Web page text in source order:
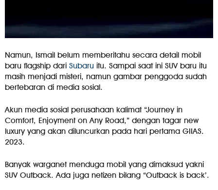
Namun, Ismail belum memberitahu secara detail mobil
baru flagship dari Subaru itu. Sampai saat ini SUV baru itu
masih menjadi misteri, namun gambar penggoda sudah
bertebaran di media sosial.
Akun media sosial perusahaan kalimat “Journey in
Comfort, Enjoyment on Any Road,” dengan tagar new
luxury yang akan diluncurkan pada hari pertama GIIAS.
2023.
Banyak warganet menduga mobil yang dimaksud yakni
SUV Outback. Ada juga netizen bilang “Outback is back’.